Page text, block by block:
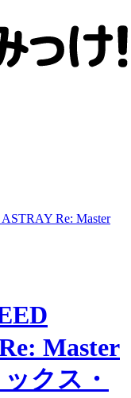
Re: Master
Master
クス・